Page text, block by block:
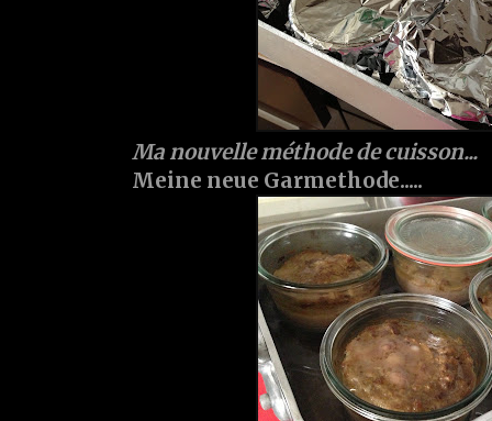
Ma nouvelle méthode de cuisson...
Meine neue Garmethode.....